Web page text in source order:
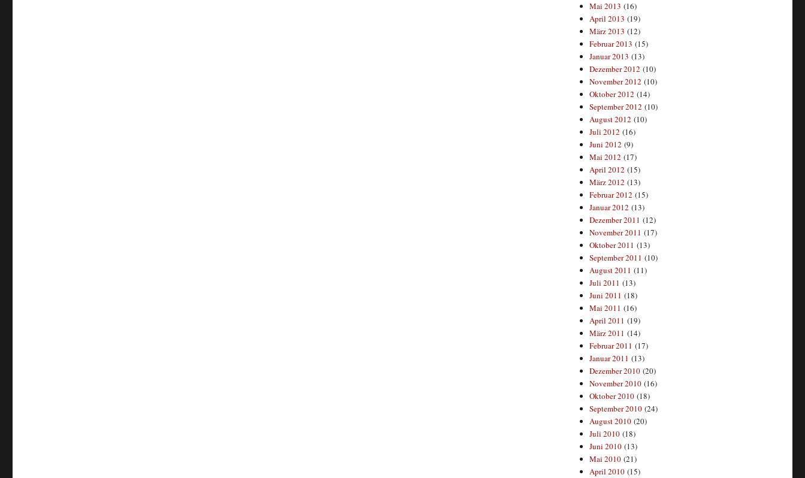
Mai 2013 (16)
April 2013 (19)
März 2013 (12)
Februar 2013 (15)
Januar 2013 (13)
Dezember 2012 (10)
November 2012 (10)
Oktober 2012 (14)
September 2012 (10)
August 2012 (10)
Juli 2012 (16)
Juni 2012 (9)
Mai 2012 (17)
April 2012 (15)
März 2012 (13)
Februar 2012 (15)
Januar 2012 (13)
Dezember 2011 (12)
November 2011 (17)
Oktober 2011 (13)
September 2011 (10)
August 2011 (11)
Juli 2011 (13)
Juni 2011 (18)
Mai 2011 (16)
April 2011 (19)
März 2011 (14)
Februar 2011 (17)
Januar 2011 (13)
Dezember 2010 (20)
November 2010 (16)
Oktober 2010 (18)
September 2010 (24)
August 2010 (20)
Juli 2010 (18)
Juni 2010 (13)
Mai 2010 (21)
April 2010 (15)